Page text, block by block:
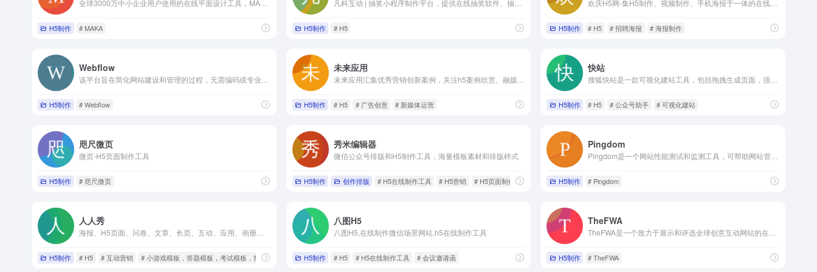
H5制作 # MAKA H5制作 # H5 H5制作 # H5 # 招聘海报 # 海报制作
Webflow
H5制作 # Webflow
未来应用
未来应用汇集优秀营销创新案例，关注h5案例欣赏、融媒体创新、裂变营销、私域流量、微信朋友圈广告创意、ai营销等前沿营销技术趋势，为新媒体运营人员打造一个良好的创意分享平台
H5制作 # H5 # 广告创意 # 新媒体运营
快站
H5制作 # H5 # 公众号助手 # 可视化建站
咫尺微页
微页-H5页面制作工具
H5制作 # 咫尺微页
秀米编辑器
微信公众号排版和H5制作工具，海量模板素材和排版样式
H5制作 创作排版 # H5在线制作工具 # H5营销 # H5页面制作
Pingdom
H5制作 # Pingdom
人人秀
H5制作 # H5 # 互动营销 # 小游戏模板，答题模板，考试模板，投票模板，抽奖模板
八图H5
八图H5,在线制作微信场景网站,h5在线制作工具
H5制作 # H5 # H5在线制作工具 # 会议邀请函
TheFWA
H5制作 # TheFWA